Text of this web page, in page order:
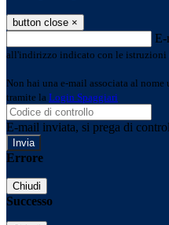
button close ×
E-
all'indirizzo indicato con le istruzioni
Non hai una e-mail associata al
tramite la Login Spaggiari
E-mail inviata, si prega di
Errore
Chiudi
Successo